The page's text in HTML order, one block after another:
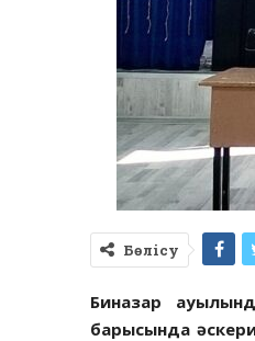
Бөлісу
Биназар
барысында